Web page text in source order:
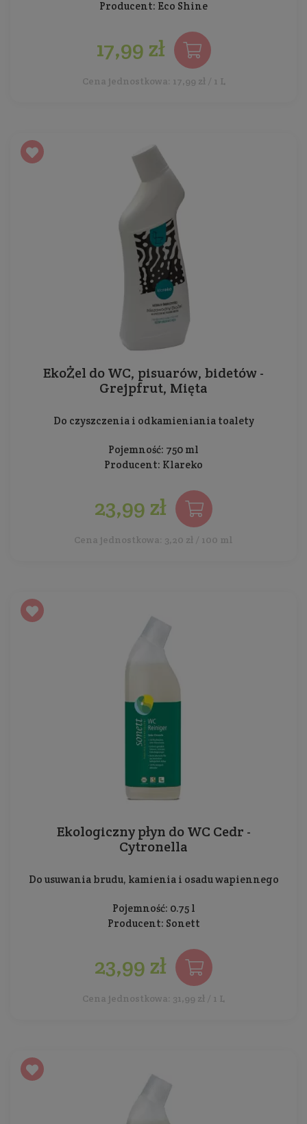
Producent: Eco Shine
17,99 zł
Cena jednostkowa: 17,99 zł / 1 L
EkoŻel do WC, pisuarów, bidetów -
Grejpfrut, Mięta
Do czyszczenia i odkamieniania toalety
Pojemność: 750 ml
Producent: Klareko
23,99 zł
Cena jednostkowa: 3,20 zł / 100 ml
Ekologiczny płyn do WC Cedr -
Cytronella
Do usuwania brudu, kamienia i osadu wapiennego
Pojemność: 0.75 l
Producent: Sonett
23,99 zł
Cena jednostkowa: 31,99 zł / 1 L